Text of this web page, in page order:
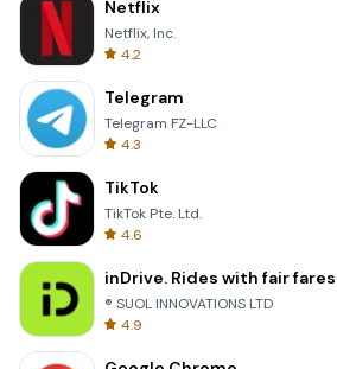
Netflix
Netflix, Inc.
4.2
Telegram
Telegram FZ-LLC
4.3
TikTok
TikTok Pte. Ltd.
4.6
inDrive. Rides with fair fares
® SUOL INNOVATIONS LTD
4.9